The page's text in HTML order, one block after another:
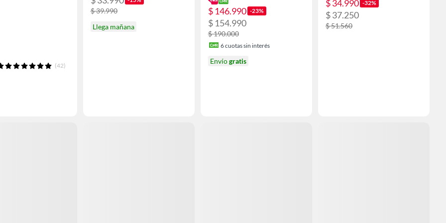
(42)
$ 39.990
Llega mañana
$ 146.990 -23%
$ 154.990
$ 190.000
6cuotas sin interés
Envíogratis
$ 34.990 -32%
$ 37.250
$ 51.560